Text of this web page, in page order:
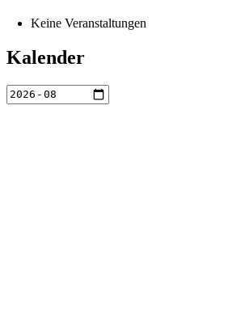
Keine Veranstaltungen
Kalender